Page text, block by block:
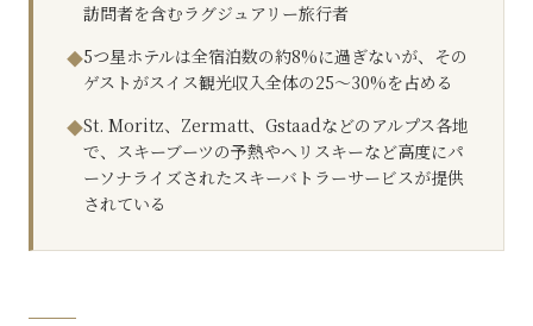
訪問者を含むラグジュアリー旅行者
◆5つ星ホテルは全宿泊数の約8%に過ぎないが、その
ゲストがスイス観光収入全体の25〜30%を占める
◆St. Moritz、Zermatt、Gstaadなどのアルプス各地
で、スキーブーツの予熱やヘリスキーなど高度にパ
ーソナライズされたスキーバトラーサービスが提供
されている